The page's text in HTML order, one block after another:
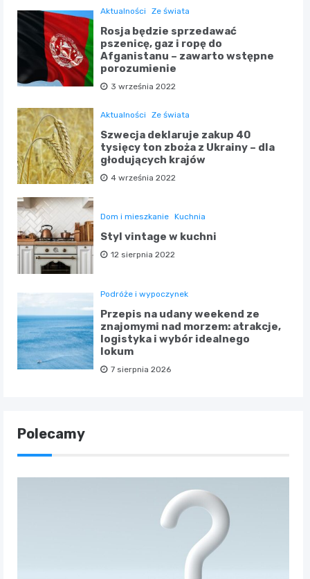
Aktualności Ze świata
Rosja będzie sprzedawać
pszenicę, gaz i ropę do
Afganistanu – zawarto wstępne
porozumienie
3 września 2022
Aktualności Ze świata
Szwecja deklaruje zakup 40
tysięcy ton zboża z Ukrainy – dla
głodujących krajów
4 września 2022
Dom i mieszkanie Kuchnia
Styl vintage w kuchni
12 sierpnia 2022
Podróże i wypoczynek
Przepis na udany weekend ze
znajomymi nad morzem: atrakcje,
logistyka i wybór idealnego
lokum
7 sierpnia 2026
Polecamy